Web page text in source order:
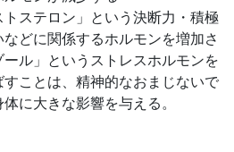
ステロン」という決断力・積極
どに関係するホルモンを増加さ
ル」というストレスホルモンを
ことは、精神的なおまじないで
に大きな影響を与える。